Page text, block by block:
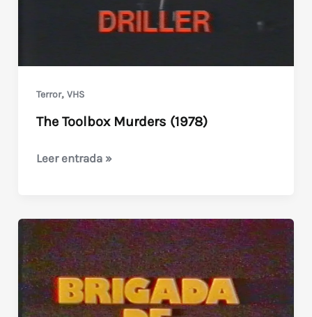
Terror, VHS
The Toolbox Murders (1978)
The
(1978)
Leer entrada »